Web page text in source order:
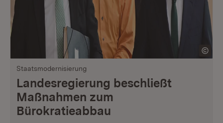
Staatsmodernisierung
Landesregierung beschließt
Maßnahmen zum
Bürokratieabbau